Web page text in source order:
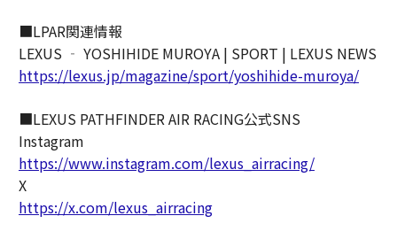
■LPAR関連情報
LEXUS ‐ YOSHIHIDE MUROYA | SPORT | LEXUS NEWS
https://lexus.jp/magazine/sport/yoshihide-muroya/
■LEXUS PATHFINDER AIR RACING公式SNS
Instagram
https://www.instagram.com/lexus_airracing/
X
https://x.com/lexus_airracing